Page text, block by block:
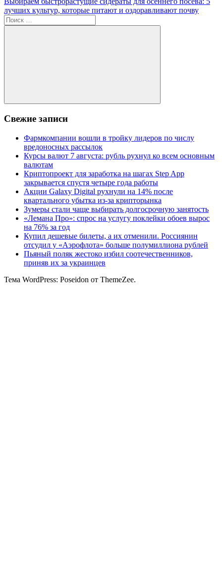
по
записям
запись:
лучших культур, которые питают и оздоравливают почву
Поиск
для:
Поиск
Свежие записи
Фармкомпании вошли в тройку лидеров по числу
вредоносных рассылок
Курсы валют 7 августа: рубль рухнул ко всем основным
валютам
Криптопроект для заработка на шагах Step App
закрывается спустя четыре года работы
Акции Galaxy Digital рухнули на 14% после
квартального убытка из-за крипторынка
Зумеры стали чаще выбирать долгосрочную занятость
«Лемана Про»: спрос на услугу поклейки обоев вырос
на 76% за год
Купил дешевые билеты, а их отменили. Россиянин
отсудил у «Аэрофлота» больше полумиллиона рублей
Пьяный поляк жестоко избил соотечественников,
приняв их за украинцев
Тема WordPress: Poseidon от ThemeZee.